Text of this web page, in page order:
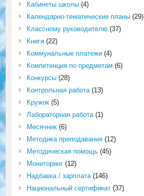
Кабинеты школы(4)
Календарно-тематические планы(29)
Классному руководителю(37)
Книги(22)
Коммунальные платежи(4)
Компетенция по предметам (6)
Конкурсы(28)
Контрольная работа(13)
Кружок(5)
Лабораторная работа(1)
Месячник(6)
Методика преподавания(12)
Методическая помощь(45)
Мониторинг(12)
Надбавка / зарплата(146)
Национальный сертификат(37)